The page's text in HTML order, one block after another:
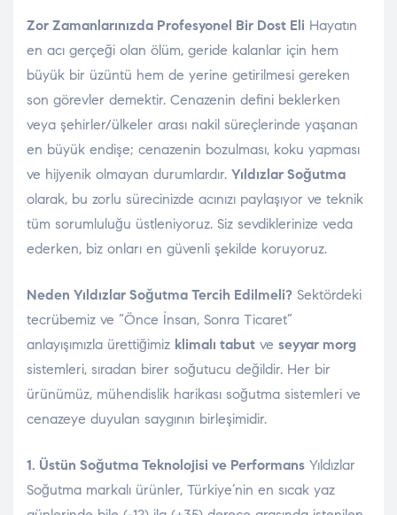
Zor Zamanlarınızda Profesyonel Bir Dost Eli Hayatın
en acı gerçeği olan ölüm, geride kalanlar için hem
büyük bir üzüntü hem de yerine getirilmesi gereken
son görevler demektir. Cenazenin defini beklerken
veya şehirler/ülkeler arası nakil süreçlerinde yaşanan
en büyük endişe; cenazenin bozulması, koku yapması
ve hijyenik olmayan durumlardır. Yıldızlar Soğutma
olarak, bu zorlu sürecinizde acınızı paylaşıyor ve teknik
tüm sorumluluğu üstleniyoruz. Siz sevdiklerinize veda
ederken, biz onları en güvenli şekilde koruyoruz.
Neden Yıldızlar Soğutma Tercih Edilmeli? Sektördeki
tecrübemiz ve “Önce İnsan, Sonra Ticaret”
anlayışımızla ürettiğimiz klimalı tabut ve seyyar morg
sistemleri, sıradan birer soğutucu değildir. Her bir
ürünümüz, mühendislik harikası soğutma sistemleri ve
cenazeye duyulan saygının birleşimidir.
1. Üstün Soğutma Teknolojisi ve Performans Yıldızlar
Soğutma markalı ürünler, Türkiye’nin en sıcak yaz